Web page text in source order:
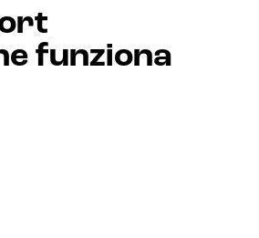
funziona